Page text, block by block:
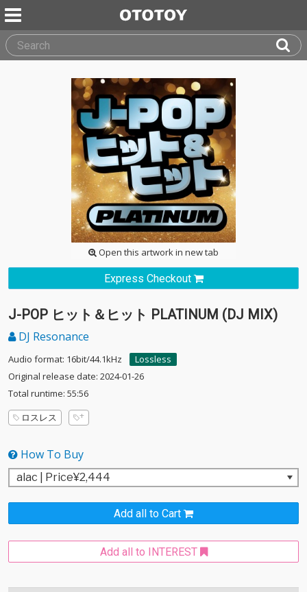
Open this artwork in new tab
Express Checkout
J-POP ヒット＆ヒット PLATINUM (DJ MIX)
DJ Resonance
Audio format: 16bit/44.1kHz
Lossless
Original release date: 2024-01-26
Total runtime: 55:56
ロスレス
How To Buy
Add all to Cart
Add all to INTEREST